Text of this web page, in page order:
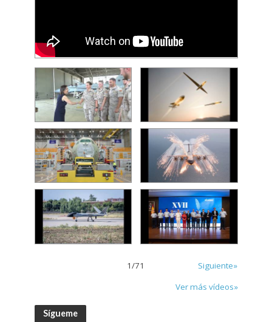
1/71
Siguiente»
Ver más vídeos»
Sígueme